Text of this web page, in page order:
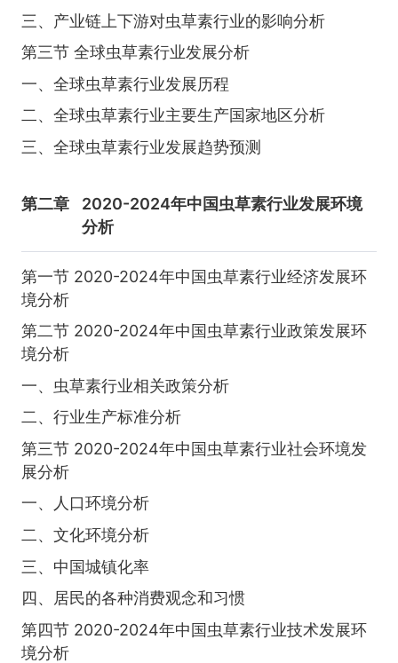
三、产业链上下游对虫草素行业的影响分析
第三节 全球虫草素行业发展分析
一、全球虫草素行业发展历程
二、全球虫草素行业主要生产国家地区分析
三、全球虫草素行业发展趋势预测
第二章
2020-2024年中国虫草素行业发展环境
分析
第一节 2020-2024年中国虫草素行业经济发展环
境分析
第二节 2020-2024年中国虫草素行业政策发展环
境分析
一、虫草素行业相关政策分析
二、行业生产标准分析
第三节 2020-2024年中国虫草素行业社会环境发
展分析
一、人口环境分析
二、文化环境分析
三、中国城镇化率
四、居民的各种消费观念和习惯
第四节 2020-2024年中国虫草素行业技术发展环
境分析